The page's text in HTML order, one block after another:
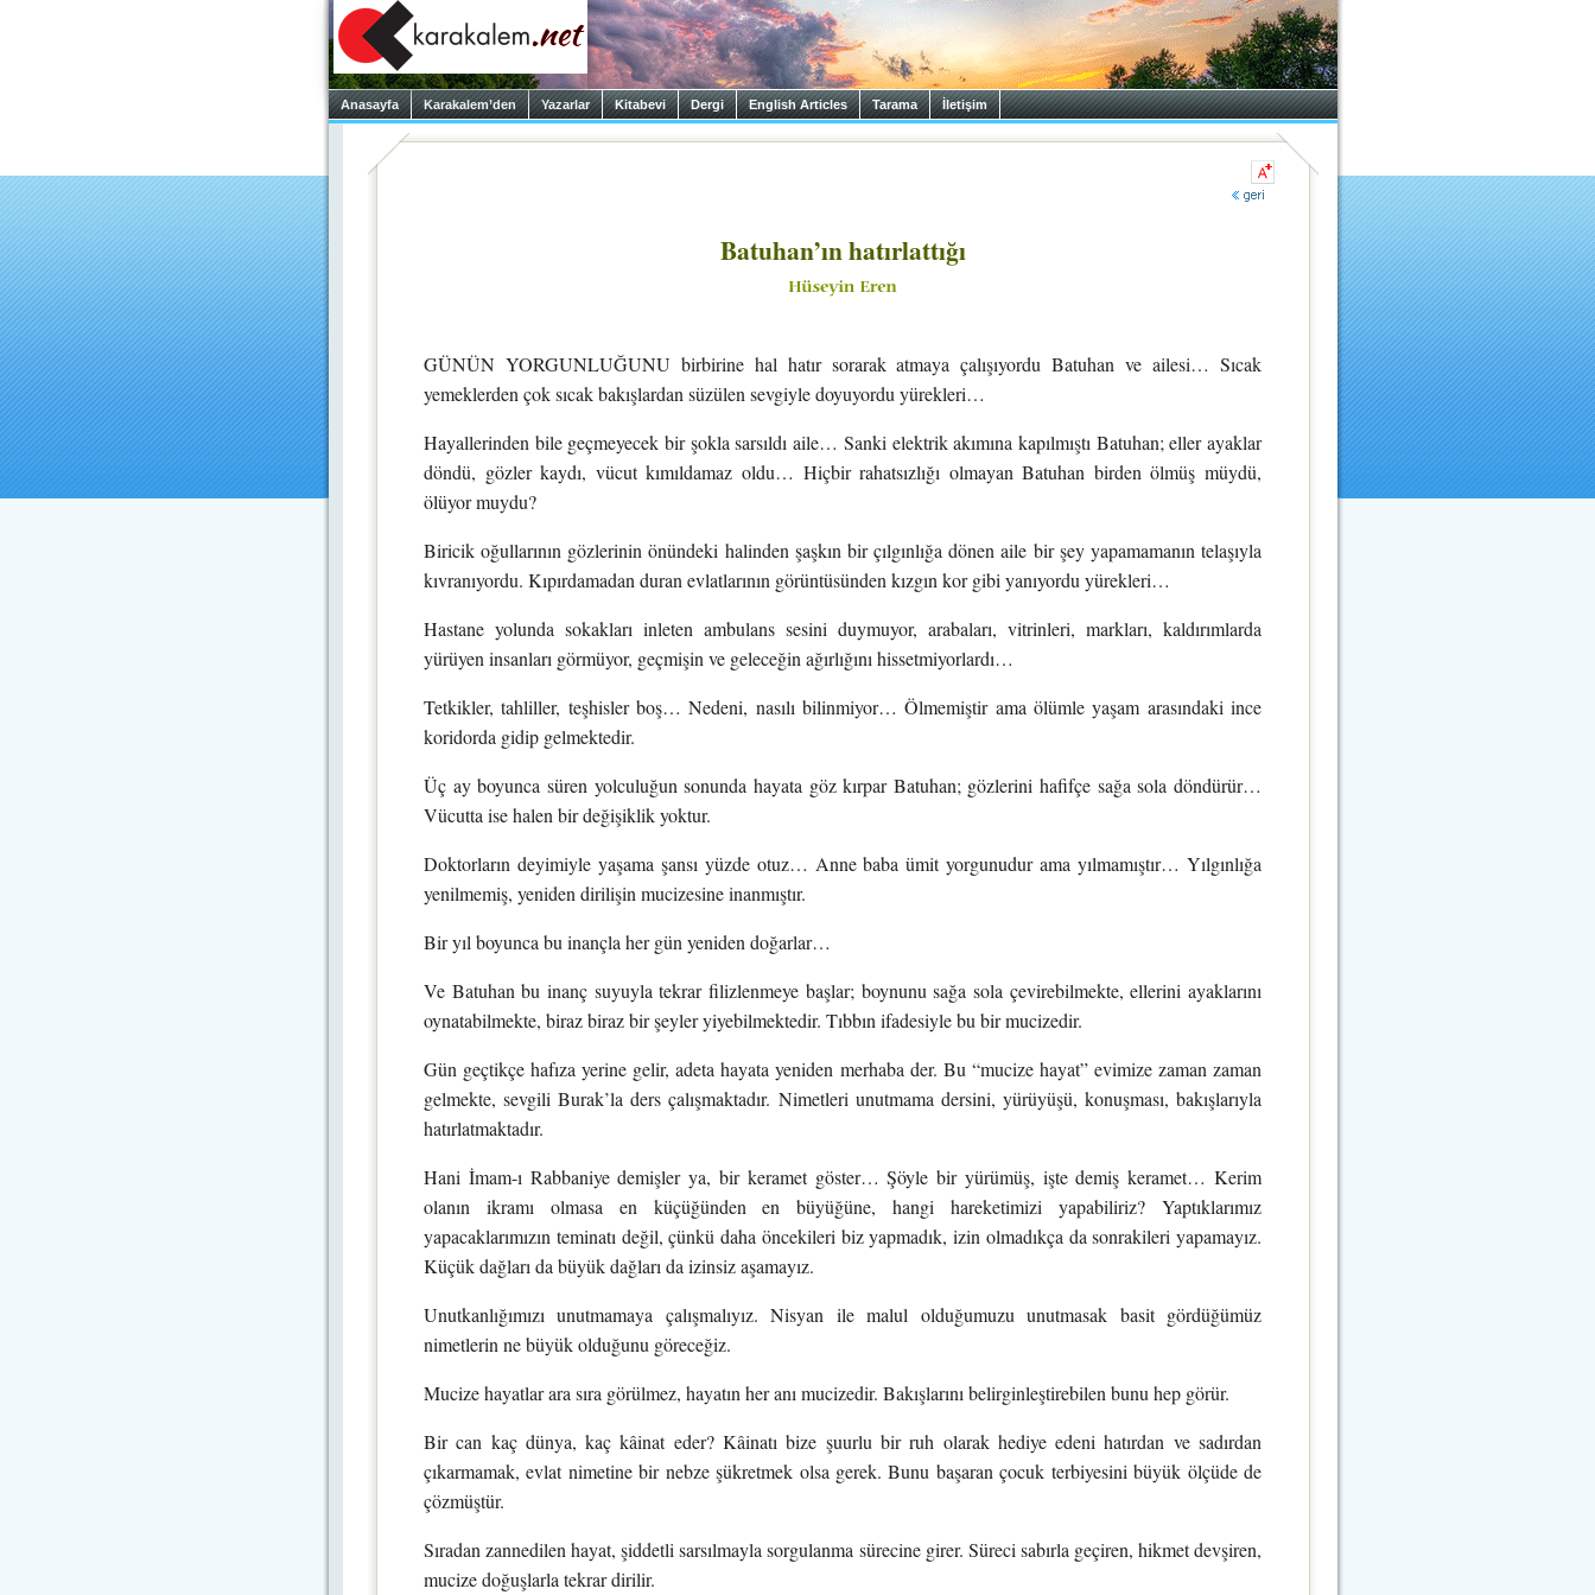
Anasayfa Karakalem’den Yazarlar Kitabevi Dergi English Articles Tarama İletişim
Batuhan’ın hatırlattığı
GÜNÜN YORGUNLUĞUNU birbirine hal hatır sorarak atmaya çalışıyordu Batuhan ve ailesi… Sıcak
yemeklerden çok sıcak bakışlardan süzülen sevgiyle doyuyordu yürekleri…
Hayallerinden bile geçmeyecek bir şokla sarsıldı aile… Sanki elektrik akımına kapılmıştı Batuhan; eller ayaklar
döndü, gözler kaydı, vücut kımıldamaz oldu… Hiçbir rahatsızlığı olmayan Batuhan birden ölmüş müydü,
ölüyor muydu?
Biricik oğullarının gözlerinin önündeki halinden şaşkın bir çılgınlığa dönen aile bir şey yapamamanın telaşıyla
kıvranıyordu. Kıpırdamadan duran evlatlarının görüntüsünden kızgın kor gibi yanıyordu yürekleri…
Hastane yolunda sokakları inleten ambulans sesini duymuyor, arabaları, vitrinleri, markları, kaldırımlarda
yürüyen insanları görmüyor, geçmişin ve geleceğin ağırlığını hissetmiyorlardı…
Tetkikler, tahliller, teşhisler boş… Nedeni, nasılı bilinmiyor… Ölmemiştir ama ölümle yaşam arasındaki ince
koridorda gidip gelmektedir.
Üç ay boyunca süren yolculuğun sonunda hayata göz kırpar Batuhan; gözlerini hafifçe sağa sola döndürür…
Vücutta ise halen bir değişiklik yoktur.
Doktorların deyimiyle yaşama şansı yüzde otuz… Anne baba ümit yorgunudur ama yılmamıştır… Yılgınlığa
yenilmemiş, yeniden dirilişin mucizesine inanmıştır.
Bir yıl boyunca bu inançla her gün yeniden doğarlar…
Ve Batuhan bu inanç suyuyla tekrar filizlenmeye başlar; boynunu sağa sola çevirebilmekte, ellerini ayaklarını
oynatabilmekte, biraz biraz bir şeyler yiyebilmektedir. Tıbbın ifadesiyle bu bir mucizedir.
Gün geçtikçe hafıza yerine gelir, adeta hayata yeniden merhaba der. Bu “mucize hayat” evimize zaman zaman
gelmekte, sevgili Burak’la ders çalışmaktadır. Nimetleri unutmama dersini, yürüyüşü, konuşması, bakışlarıyla
hatırlatmaktadır.
Hani İmam-ı Rabbaniye demişler ya, bir keramet göster… Şöyle bir yürümüş, işte demiş keramet… Kerim
olanın ikramı olmasa en küçüğünden en büyüğüne, hangi hareketimizi yapabiliriz? Yaptıklarımız
yapacaklarımızın teminatı değil, çünkü daha öncekileri biz yapmadık, izin olmadıkça da sonrakileri yapamayız.
Küçük dağları da büyük dağları da izinsiz aşamayız.
Unutkanlığımızı unutmamaya çalışmalıyız. Nisyan ile malul olduğumuzu unutmasak basit gördüğümüz
nimetlerin ne büyük olduğunu göreceğiz.
Mucize hayatlar ara sıra görülmez, hayatın her anı mucizedir. Bakışlarını belirginleştirebilen bunu hep görür.
Bir can kaç dünya, kaç kâinat eder? Kâinatı bize şuurlu bir ruh olarak hediye edeni hatırdan ve sadırdan
çıkarmamak, evlat nimetine bir nebze şükretmek olsa gerek. Bunu başaran çocuk terbiyesini büyük ölçüde de
çözmüştür.
Sıradan zannedilen hayat, şiddetli sarsılmayla sorgulanma sürecine girer. Süreci sabırla geçiren, hikmet devşiren,
mucize doğuşlarla tekrar dirilir.